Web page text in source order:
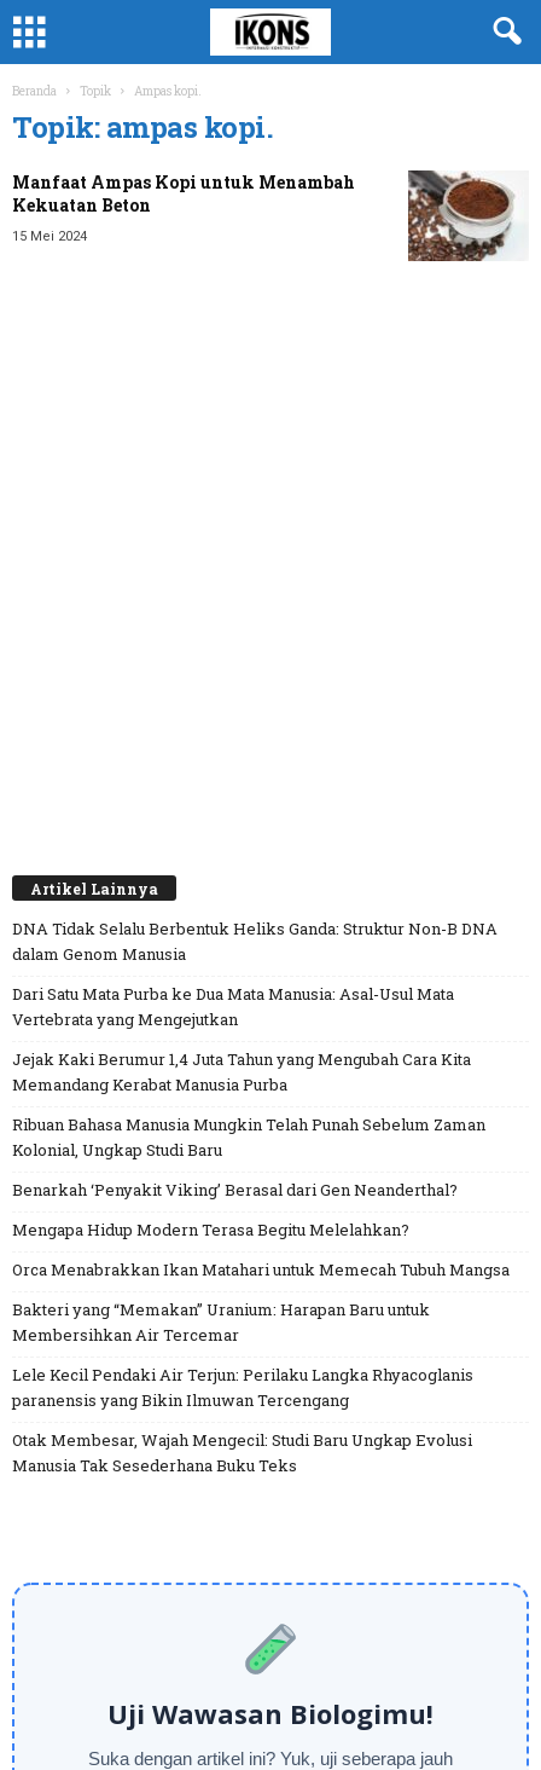
Beranda Topik Ampas kopi.
Topik: ampas kopi.
Manfaat Ampas Kopi untuk Menambah
Kekuatan Beton
15 Mei 2024
Artikel Lainnya
DNA Tidak Selalu Berbentuk Heliks Ganda: Struktur Non-B DNA
dalam Genom Manusia
Dari Satu Mata Purba ke Dua Mata Manusia: Asal-Usul Mata
Vertebrata yang Mengejutkan
Jejak Kaki Berumur 1,4 Juta Tahun yang Mengubah Cara Kita
Memandang Kerabat Manusia Purba
Ribuan Bahasa Manusia Mungkin Telah Punah Sebelum Zaman
Kolonial, Ungkap Studi Baru
Benarkah ‘Penyakit Viking’ Berasal dari Gen Neanderthal?
Mengapa Hidup Modern Terasa Begitu Melelahkan?
Orca Menabrakkan Ikan Matahari untuk Memecah Tubuh Mangsa
Bakteri yang “Memakan” Uranium: Harapan Baru untuk
Membersihkan Air Tercemar
Lele Kecil Pendaki Air Terjun: Perilaku Langka Rhyacoglanis
paranensis yang Bikin Ilmuwan Tercengang
Otak Membesar, Wajah Mengecil: Studi Baru Ungkap Evolusi
Manusia Tak Sesederhana Buku Teks
Uji Wawasan Biologimu!
Suka dengan artikel ini? Yuk, uji seberapa jauh